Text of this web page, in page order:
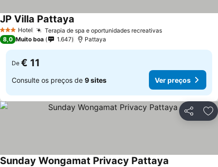
3 EstrelasHotel Terapia de spa e oportunidades recreativas
JP Villa Pattaya
8,0 Muito boa 1.647 Pattaya
De € 11
Consulte os preços de 9 sites Ver preços
Partilhar
Sunday Wongamat Privacy Pattaya